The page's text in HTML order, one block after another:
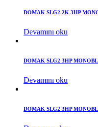
DOMAK SLG2 2K 3HP
Devamını oku
DOMAK SLG2 3HP
Devamını oku
DOMAK SLG2 3HP